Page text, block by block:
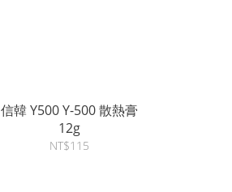
信韓 Y500 Y-500 散熱膏
12g
NT$115